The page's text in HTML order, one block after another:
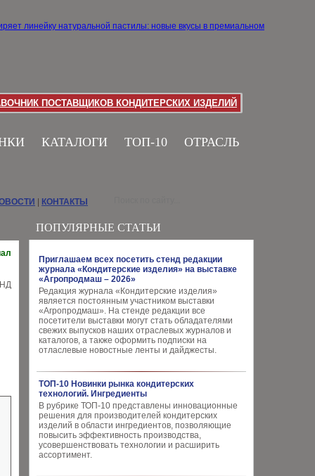
ПОСТАВЩИКОВ КОНДИТЕРСКИХ ИЗДЕЛИЙ
КАТАЛОГИ ТОП-10 ОТРАСЛЬ
ПОПУЛЯРНЫЕ СТАТЬИ
Приглашаем всех посетить стенд редакции
журнала «Кондитерские изделия» на выставке
«Агропродмаш – 2026»
Редакция журнала «Кондитерские изделия»
является постоянным участником выставки
«Агропродмаш». На стенде редакции все
посетители выставки могут стать обладателями
свежих выпусков наших отраслевых журналов и
каталогов, а также оформить подписки на
отласлевые новостные ленты и дайджесты.
ТОП-10 Новинки рынка кондитерских
технологий. Ингредиенты
В рубрике ТОП-10 представлены инновационные
решения для производителей кондитерских
изделий в области ингредиентов, позволяющие
повысить эффективность производства,
усовершенствовать технологии и расширить
ассортимент.
КОНТАКТЫ